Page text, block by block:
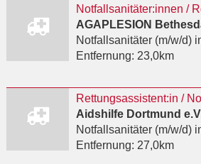
Notfallsanitäter (m/w/d)
Entfernung: 23,0km
Aidshilfe Dortmund
Notfallsanitäter (m/w/d)
Entfernung: 27,0km